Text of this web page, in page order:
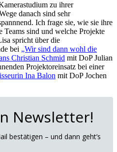
zu ihrer
danach sind sehr
Ich frage sie, wie sie ihre
sind und welche Projekte
spricht über die
bei „Wir sind dann wohl die
Christian Schmid mit DoP Julian
Projektoreinsatz bei einer
Ina Balon mit DoP Jochen
Newsletter!
bestätigen – und dann geht’s